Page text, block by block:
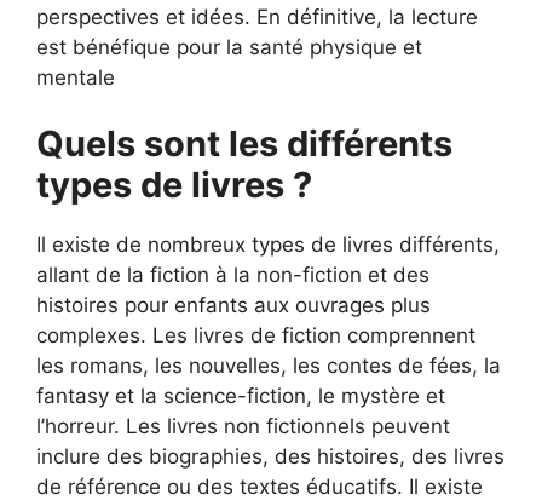
perspectives et idées. En définitive, la lecture
est bénéfique pour la santé physique et
mentale
Quels sont les différents
types de livres ?
Il existe de nombreux types de livres différents,
allant de la fiction à la non-fiction et des
histoires pour enfants aux ouvrages plus
complexes. Les livres de fiction comprennent
les romans, les nouvelles, les contes de fées, la
fantasy et la science-fiction, le mystère et
l’horreur. Les livres non fictionnels peuvent
inclure des biographies, des histoires, des livres
de référence ou des textes éducatifs. Il existe